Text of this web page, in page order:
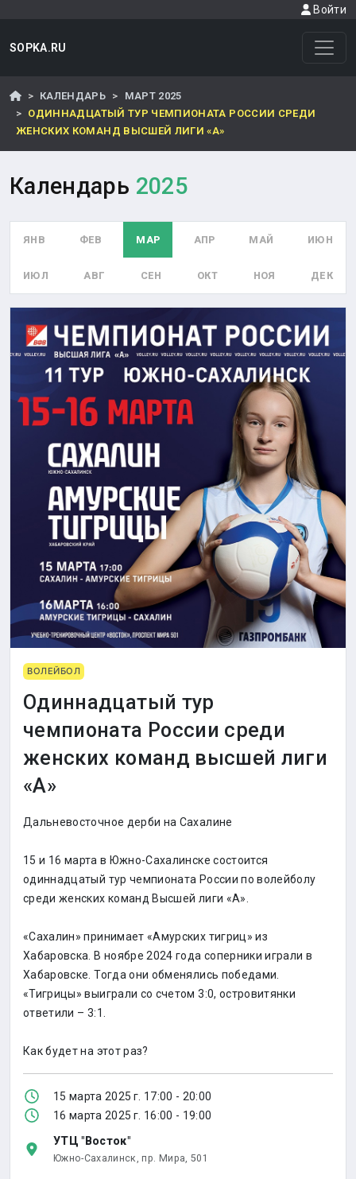
Войти
SOPKA.RU
КАЛЕНДАРЬ
МАРТ 2025
ОДИННАДЦАТЫЙ ТУР ЧЕМПИОНАТА РОССИИ СРЕДИ
ЖЕНСКИХ КОМАНД ВЫСШЕЙ ЛИГИ «А»
Календарь 2025
ЯНВ ФЕВ МАР АПР МАЙ ИЮН
ИЮЛ АВГ СЕН ОКТ НОЯ ДЕК
ВОЛЕЙБОЛ
Одиннадцатый тур
чемпионата России среди
женских команд высшей лиги
«А»
Дальневосточное дерби на Сахалине
15 и 16 марта в Южно-Сахалинске состоится
одиннадцатый тур чемпионата России по волейболу
среди женских команд Высшей лиги «А».
«Сахалин» принимает «Амурских тигриц» из
Хабаровска. В ноябре 2024 года соперники играли в
Хабаровске. Тогда они обменялись победами.
«Тигрицы» выиграли со счетом 3:0, островитянки
ответили – 3:1.
Как будет на этот раз?
15 марта 2025 г. 17:00 - 20:00
16 марта 2025 г. 16:00 - 19:00
УТЦ "Восток"
Южно-Сахалинск,пр. Мира, 501